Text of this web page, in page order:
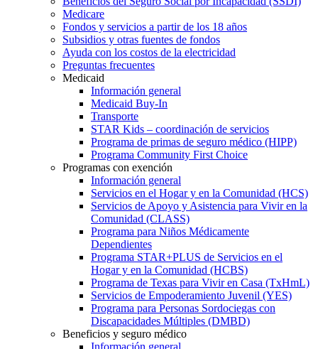
Medicare
Fondos y servicios a partir de los 18 años
Subsidios y otras fuentes de fondos
Ayuda con los costos de la electricidad
Preguntas frecuentes
Medicaid
Información general
Medicaid Buy-In
Transporte
STAR Kids – coordinación de servicios
Programa de primas de seguro médico (HIPP)
Programa Community First Choice
Programas con exención
Información general
Servicios en el Hogar y en la Comunidad (HCS)
Servicios de Apoyo y Asistencia para Vivir en la
Comunidad (CLASS)
Programa para Niños Médicamente
Dependientes
Programa STAR+PLUS de Servicios en el
Hogar y en la Comunidad (HCBS)
Programa de Texas para Vivir en Casa (TxHmL)
Servicios de Empoderamiento Juvenil (YES)
Programa para Personas Sordociegas con
Discapacidades Múltiples (DMBD)
Beneficios y seguro médico
Información general